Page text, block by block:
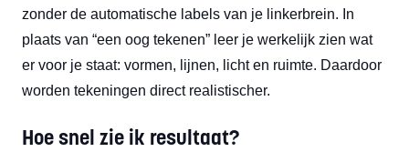
zonder de automatische labels van je linkerbrein. In
plaats van “een oog tekenen” leer je werkelijk zien wat
er voor je staat: vormen, lijnen, licht en ruimte. Daardoor
worden tekeningen direct realistischer.
Hoe snel zie ik resultaat?